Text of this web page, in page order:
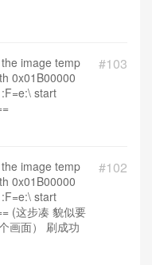
#103
image temp
0x01B00000
start
#102
image temp
0x01B00000
start
(这步凑 貌似要
画面） 刷成功